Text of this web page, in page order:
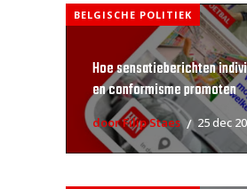
BELGISCHE POLITIEK
Hoe sensatieberichten
en conformisme promoten
door Filip Staes 25 dec